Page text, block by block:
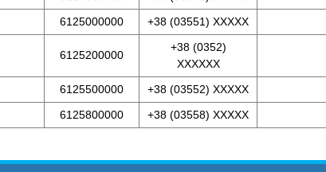
6125000000 +38 (03551) XXXXX
6125200000
+38 (0352)
XXXXXX
6125500000
+38 (03552) XXXXX
6125800000 +38 (03558) XXXXX